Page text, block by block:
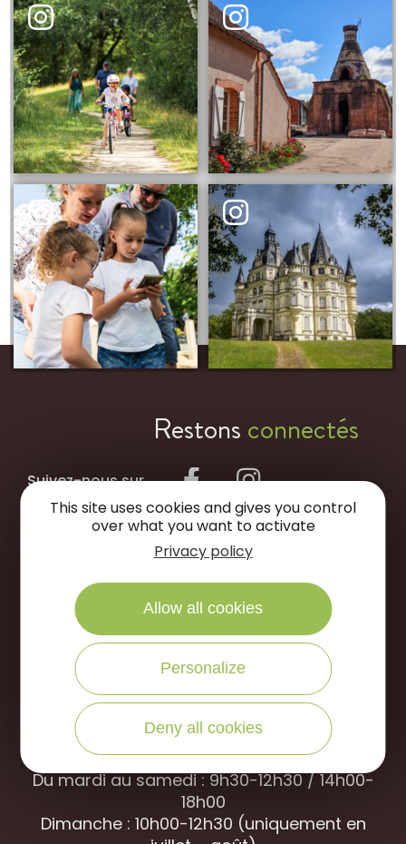
Restonsconnectés
Suivez-nous sur
NOUS ÉCRIRE
NOUS APPELER
Office de Tourisme des Portes de Sologne
Rue des jardins, 45240 LaFerté Saint-
Aubin
Ouverture d’avril à septembre
Du mardi au samedi : 9h30-12h30 / 14h00-
18h00
Dimanche : 10h00-12h30 (uniquement en
This site uses cookies and gives you control
over what you want to activate
Privacy policy
Allow all cookies
Personalize
Deny all cookies